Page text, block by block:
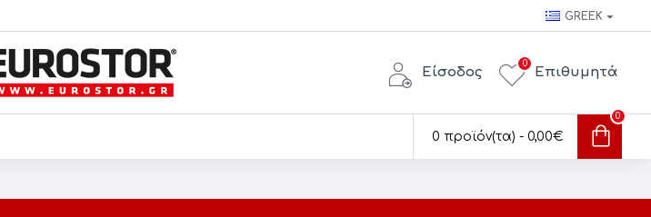
GREEK
Είσοδος Επιθυμητά
0
0 προϊόν(τα) - 0,00€
0